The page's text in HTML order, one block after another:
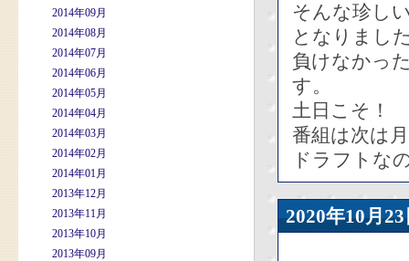
2014年09月
2014年08月
2014年07月
2014年06月
2014年05月
2014年04月
2014年03月
2014年02月
2014年01月
2013年12月
2013年11月
2013年10月
2013年09月
そんな珍し
となりまし
負けなかっ
す。
土日こそ！
番組は次は
ドラフトな
2020年10